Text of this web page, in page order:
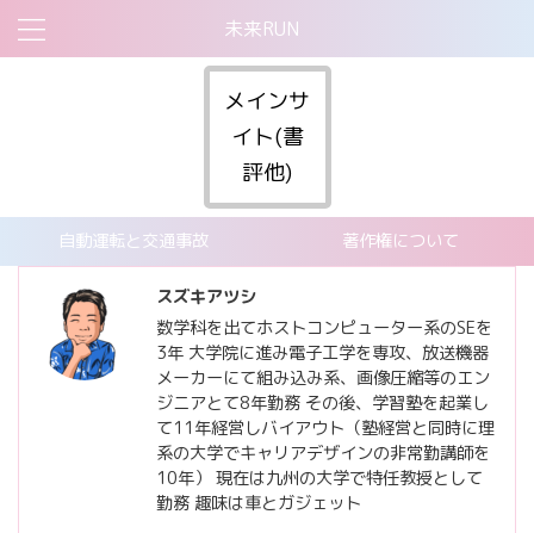
未来RUN
メインサ
イト(書
評他)
自動運転と交通事故 著作権について
スズキアツシ
数学科を出てホストコンピューター系のSEを
3年 大学院に進み電子工学を専攻、放送機器
メーカーにて組み込み系、画像圧縮等のエン
ジニアとて8年勤務 その後、学習塾を起業し
て11年経営しバイアウト（塾経営と同時に理
系の大学でキャリアデザインの非常勤講師を
10年） 現在は九州の大学で特任教授として
勤務 趣味は車とガジェット